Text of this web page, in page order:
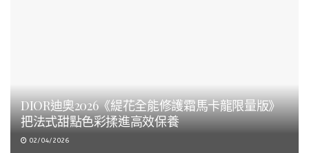
DIOR迪奧2026《緹花全能修護霜馬卡龍限量版》
把法式甜點色彩揉進高效保養
02/04/2026